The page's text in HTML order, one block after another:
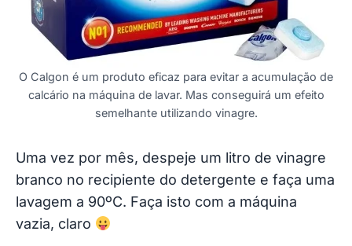
O Calgon é um produto eficaz para evitar a acumulação de
calcário na máquina de lavar. Mas conseguirá um efeito
semelhante utilizando vinagre.
Uma vez por mês, despeje um litro de vinagre
branco no recipiente do detergente e faça uma
lavagem a 90ºC. Faça isto com a máquina
vazia, claro